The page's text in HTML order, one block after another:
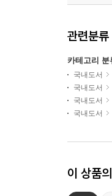
관련분류
카테고리 분
국내도서
국내도서
국내도서
국내도서
이 상품